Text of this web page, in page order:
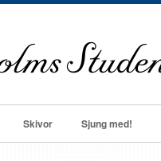
Skivor Sjung med!